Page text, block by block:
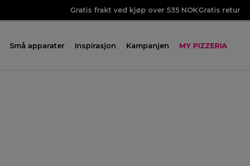
Gratis frakt ved kjøp over 535 NOKGratis retur
Små apparater Inspirasjon Kampanjen MY PIZZERIA